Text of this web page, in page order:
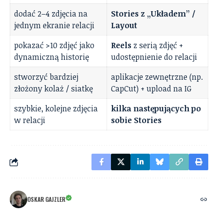
dodać 2–4 zdjęcia na
jednym ekranie relacji
Stories z „Układem” /
Layout
pokazać >10 zdjęć jako
dynamiczną historię
Reels z serią zdjęć +
udostępnienie do relacji
stworzyć bardziej
złożony kolaż / siatkę
aplikacje zewnętrzne (np.
CapCut) + upload na IG
szybkie, kolejne zdjęcia
w relacji
kilka następujących po
sobie Stories
OSKAR GAJZLER